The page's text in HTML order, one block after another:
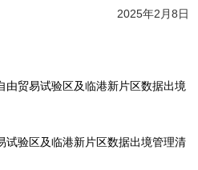
2025年2月8日
由贸易试验区及临港新片区数据出境
试验区及临港新片区数据出境管理清